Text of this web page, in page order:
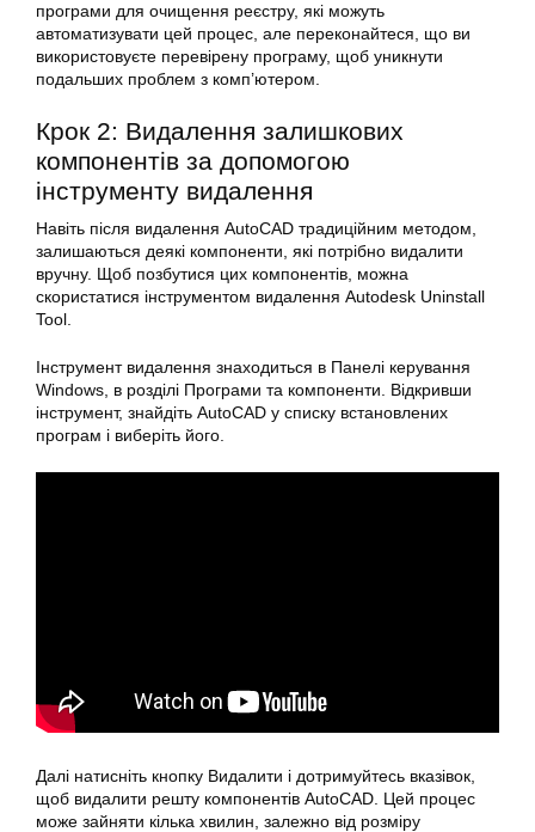
програми для очищення реєстру, які можуть
автоматизувати цей процес, але переконайтеся, що ви
використовуєте перевірену програму, щоб уникнути
подальших проблем з комп’ютером.
Крок 2: Видалення залишкових
компонентів за допомогою
інструменту видалення
Навіть після видалення AutoCAD традиційним методом,
залишаються деякі компоненти, які потрібно видалити
вручну. Щоб позбутися цих компонентів, можна
скористатися інструментом видалення Autodesk Uninstall
Tool.
Інструмент видалення знаходиться в Панелі керування
Windows, в розділі Програми та компоненти. Відкривши
інструмент, знайдіть AutoCAD у списку встановлених
програм і виберіть його.
Далі натисніть кнопку Видалити і дотримуйтесь вказівок,
щоб видалити решту компонентів AutoCAD. Цей процес
може зайняти кілька хвилин, залежно від розміру